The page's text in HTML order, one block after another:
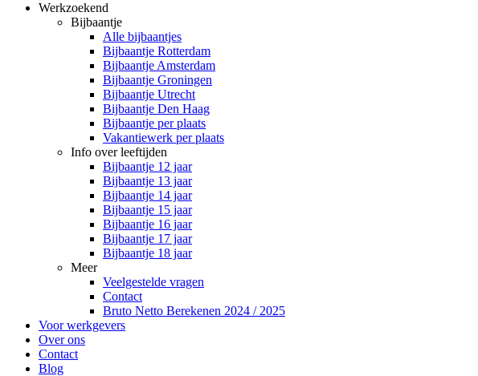
Werkzoekend
Bijbaantje
Alle bijbaantjes
Bijbaantje Rotterdam
Bijbaantje Amsterdam
Bijbaantje Groningen
Bijbaantje Utrecht
Bijbaantje Den Haag
Bijbaantje per plaats
Vakantiewerk per plaats
Info over leeftijden
Bijbaantje 12 jaar
Bijbaantje 13 jaar
Bijbaantje 14 jaar
Bijbaantje 15 jaar
Bijbaantje 16 jaar
Bijbaantje 17 jaar
Bijbaantje 18 jaar
Meer
Veelgestelde vragen
Contact
Bruto Netto Berekenen 2024 / 2025
Voor werkgevers
Over ons
Contact
Blog